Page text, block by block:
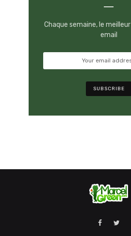
Chaque semaine, le
email